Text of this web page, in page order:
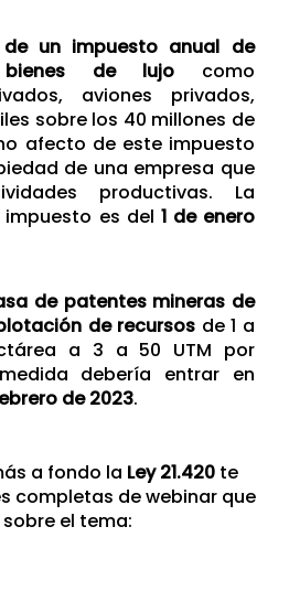
de un impuesto anual de
de lujo como
aviones privados,
sobre los 40 millones de
afecto de este impuesto
de una empresa que
productivas. La
es del 1 de enero
de patentes mineras de
de recursos de 1 a
a 3 a 50 UTM por
debería entrar en
de 2023.
a fondo la Ley 21.420 te
completas de webinar que
el tema: